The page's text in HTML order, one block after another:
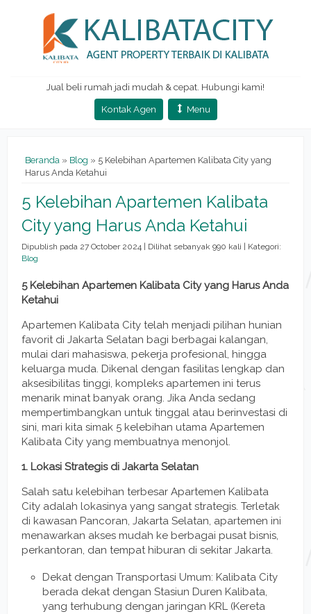
Jual beli rumah jadi mudah & cepat. Hubungi kami!
Kontak Agen
Menu
Beranda » Blog » 5 Kelebihan Apartemen Kalibata City yang
Harus Anda Ketahui
5 Kelebihan Apartemen Kalibata
City yang Harus Anda Ketahui
Dipublish pada 27 October 2024 | Dilihat sebanyak 990 kali | Kategori:
Blog
5 Kelebihan Apartemen Kalibata City yang Harus Anda
Ketahui
Apartemen Kalibata City telah menjadi pilihan hunian
favorit di Jakarta Selatan bagi berbagai kalangan,
mulai dari mahasiswa, pekerja profesional, hingga
keluarga muda. Dikenal dengan fasilitas lengkap dan
aksesibilitas tinggi, kompleks apartemen ini terus
menarik minat banyak orang. Jika Anda sedang
mempertimbangkan untuk tinggal atau berinvestasi di
sini, mari kita simak 5 kelebihan utama Apartemen
Kalibata City yang membuatnya menonjol.
1. Lokasi Strategis di Jakarta Selatan
Salah satu kelebihan terbesar Apartemen Kalibata
City adalah lokasinya yang sangat strategis. Terletak
di kawasan Pancoran, Jakarta Selatan, apartemen ini
menawarkan akses mudah ke berbagai pusat bisnis,
perkantoran, dan tempat hiburan di sekitar Jakarta.
Dekat dengan Transportasi Umum: Kalibata City
berada dekat dengan Stasiun Duren Kalibata,
yang terhubung dengan jaringan KRL (Kereta